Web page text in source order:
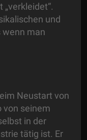
und
wenn man
Neustart von
von seinem
in der
tätig ist. Er